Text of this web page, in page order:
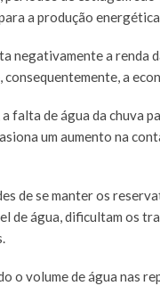
a produção
negativamente a renda
consequentemente, a
falta de água da chuva
um aumento na
de se manter os
de água, dificultam os
o volume de água nas